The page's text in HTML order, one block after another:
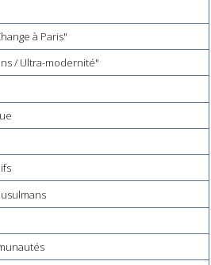
à Paris"
/ Ultra-modernité"